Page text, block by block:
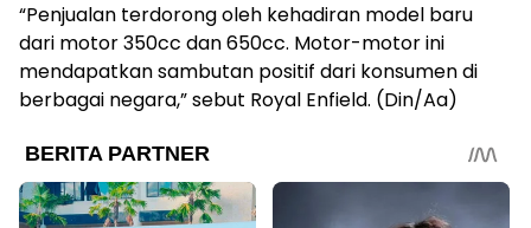
“Penjualan terdorong oleh kehadiran model baru
dari motor 350cc dan 650cc. Motor-motor ini
mendapatkan sambutan positif dari konsumen di
berbagai negara,” sebut Royal Enfield. (Din/Aa)